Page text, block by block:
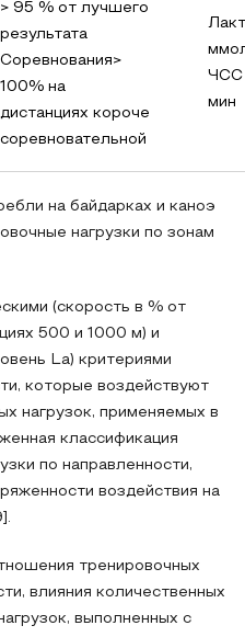
> 95 % от лучшего
результата
Соревнования>
100% на
дистанциях короче
соревновательной
ЧСС
мин
на байдарках и каноэ
нагрузки по зонам
(скорость в % от
500 и 1000 м) и
La) критериями
которые воздействуют
нагрузок, применяемых в
классификация
по направленности,
воздействия на
тренировочных
влияния количественных
выполненных с